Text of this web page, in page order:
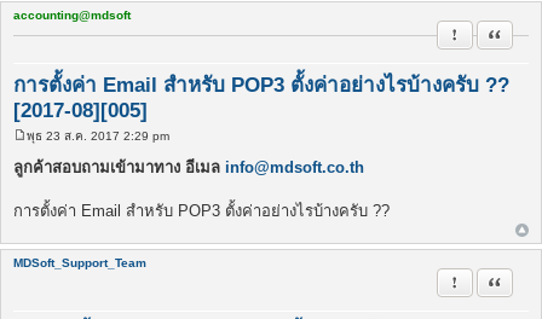
accounting@mdsoft
การตั้งค่า Email สำหรับ POP3 ตั้งค่าอย่างไรบ้างครับ ??
[2017-08][005]
รายงานในข้
อ้างคำ
โ
พ
ส
พุธ 23 ส.ค. 2017 2:29 pm
ลูกค้าสอบถามเข้ามาทาง อีเมล info@mdsoft.co.th
การตั้งค่า Email สำหรับ POP3 ตั้งค่าอย่างไรบ้างครับ ??
MDSoft_Support_Team
รายงานในข้
อ้างคำ